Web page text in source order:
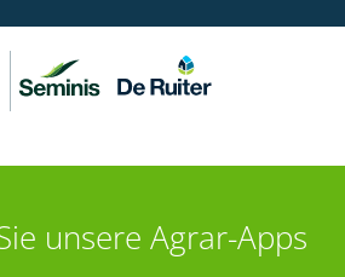
unsere Agrar-Apps